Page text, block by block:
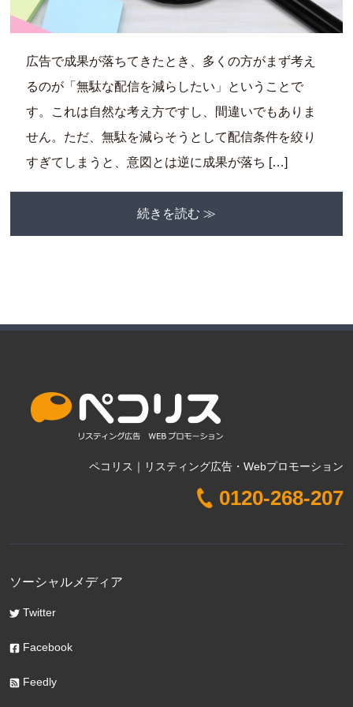
広告で成果が落ちてきたとき、多くの方がまず考え
るのが「無駄な配信を減らしたい」ということで
す。これは自然な考え方ですし、間違いでもありま
せん。ただ、無駄を減らそうとして配信条件を絞り
すぎてしまうと、意図とは逆に成果が落ち […]
続きを読む ≫
ペコリス｜リスティング広告・Webプロモーション
0120-268-207
ソーシャルメディア
Twitter
Facebook
Feedly